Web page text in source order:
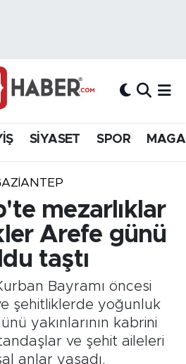
SİYASET SPOR
mezarlıklar
Arefe günü
taştı
Bayramı öncesi
şehitliklerde yoğunluk
yakınlarının kabrini
ve şehit aileleri
anlar yaşadı.
ve Fikstür